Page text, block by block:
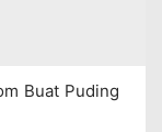
Buat Puding